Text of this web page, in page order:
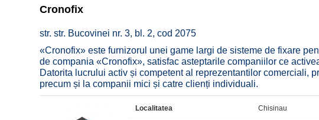
Cronofix
str. str. Bucovinei nr. 3, bl. 2, cod 2075
«Cronofix» este furnizorul unei game largi de sisteme de fixare
de compania «Cronofix», satisfac asteptarile companiilor ce
Datorita lucrului activ și competent al reprezentantilor comerciali,
precum și la companii mici și catre clienți individuali.
Localitatea Chisinau